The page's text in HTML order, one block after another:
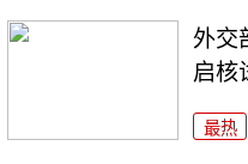
外交
启核
最热